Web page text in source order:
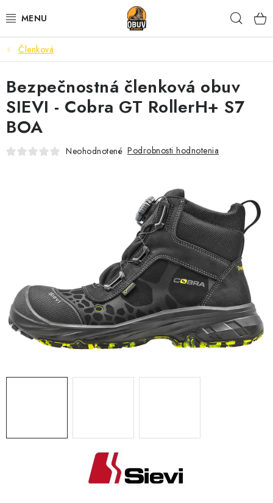
na
PRACOVNÁ A BEZPEČNOSTNÁ OBUV
VOĽNOČASOVÁ OBUV
VÝPREDAJ
VLOŽKY
BEZPEČNOSTNÉ NORMY A SYMBOLY
KONTAKT
O NÁS
INFORMÁCIE PRE ZÁKAZNÍKOV
Členková
Bezpečnostná členková obuv
SIEVI - Cobra GT RollerH+ S7
BOA
Neohodnotené Podrobnosti hodnotenia